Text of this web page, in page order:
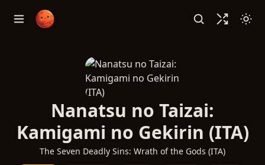
Nanatsu no Taizai:
Kamigami no Gekirin (ITA)
The Seven Deadly Sins: Wrath of the Gods (ITA)